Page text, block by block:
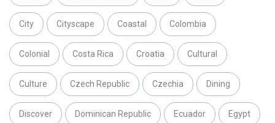
City Cityscape Coastal Colombia
Colonial Costa Rica Croatia Cultural
Culture Czech Republic Czechia Dining
Discover Dominican Republic Ecuador Egypt